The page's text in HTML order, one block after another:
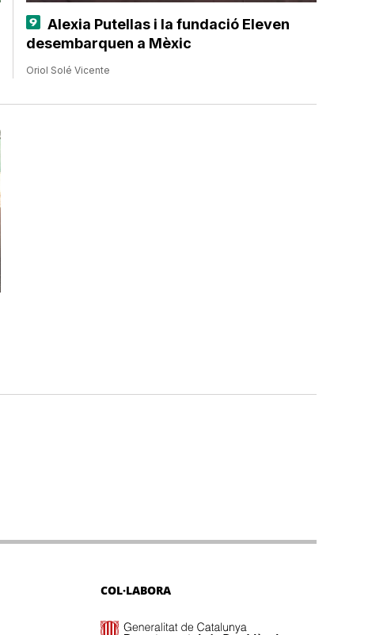
Alexia Putellas i la fundació Eleven
desembarquen a Mèxic
Oriol Solé Vicente
COL·LABORA